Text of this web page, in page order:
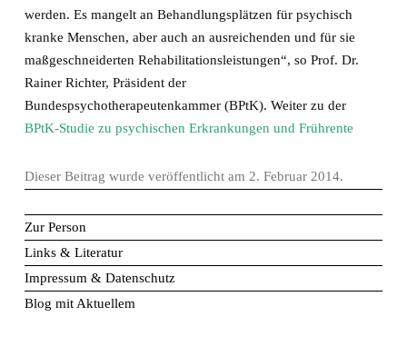
werden. Es mangelt an Behandlungsplätzen für psychisch
kranke Menschen, aber auch an ausreichenden und für sie
maßgeschneiderten Rehabilitationsleistungen“, so Prof. Dr.
Rainer Richter, Präsident der
Bundespsychotherapeutenkammer (BPtK). Weiter zu der
BPtK-Studie zu psychischen Erkrankungen und Frührente
Dieser Beitrag wurde veröffentlicht am 2. Februar 2014.
Zur Person
Links & Literatur
Impressum & Datenschutz
Blog mit Aktuellem